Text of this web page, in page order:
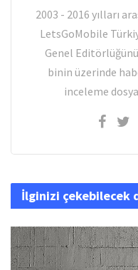
2003 - 2016 yılları
LetsGoMobile
Genel
binin üzerinde
inceleme
İlginizi çekebilecek